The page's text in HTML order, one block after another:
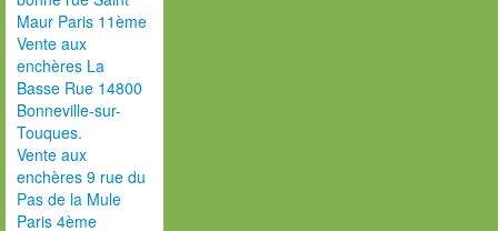
Maur Paris 11ème
Vente aux
enchères La
Basse Rue 14800
Bonneville-sur-
Touques.
Vente aux
enchères 9 rue du
Pas de la Mule
Paris 4ème